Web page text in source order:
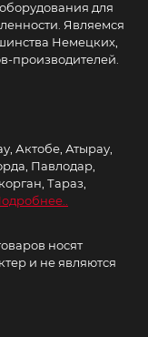
для
Являемся
Немецких,
производителей.
Актобе, Атырау,
Павлодар,
Тараз,
носят
и не являются